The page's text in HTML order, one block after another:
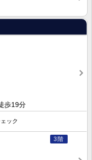
歩19分
ック
3階